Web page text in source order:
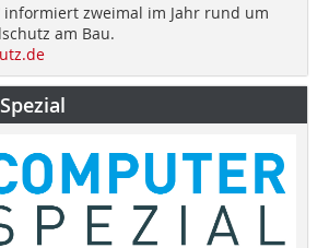
informiert zweimal im Jahr rund um
am Bau.